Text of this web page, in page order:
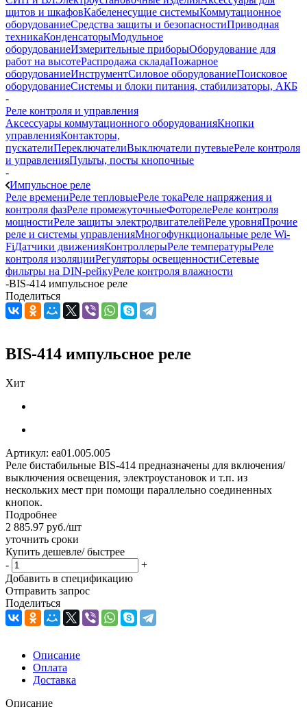
щитов и шкафовКабеленесущие системыКоммутационное
оборудованиеСредства защиты и безопасностиПриводная
техникаКонденсаторыМодульное
оборудованиеИзмерительные приборыОборудование для
работ на высотеРаспродажа складаПожарное
оборудованиеИнструментСиловое оборудованиеПоисковое
оборудованиеСистемы и блоки питания, стабилизаторы, АКБ
-
Реле контроля и управления
Аксессуары коммутационного оборудованияКнопки
управленияКонтакторы,
пускателиПереключателиВыключатели путевыеРеле контроля
и управленияПульты, посты кнопочные
-
Импульсное реле
Реле времениРеле тепловыеРеле токаРеле напряжения и
контроля фазРеле промежуточныеФоторелеРеле контроля
мощностиРеле защиты электродвигателейРеле уровняПрочие
реле и системы управленияМногофункциональные реле Wi-
FiДатчики движенияКонтроллерыРеле температурыРеле
контроля изоляцииРегуляторы освещенностиСетевые
фильтры на DIN-рейкуРеле контроля влажности
-BIS-414 импульсное реле
Поделиться
BIS-414 импульсное реле
Хит
Артикул: ea01.005.005
Реле бистабильные BIS-414 предназначены для включения/
выключения освещения, электроустановок и т.п. из
нескольких мест при помощи параллельно соединенных
кнопок.
Подробнее
2 885.97 руб./шт
уточнить сроки
Купить дешевле/ быстрее
-
+
Добавить в спецификацию
Отправить запрос
Поделиться
Описание
Оплата
Доставка
Описание